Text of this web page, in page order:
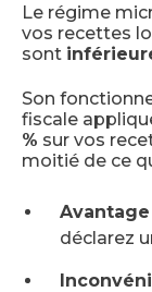
Le régime
vos recettes
sont
Son
fiscale
% sur vos
moitié de ce
Avantage
déclarez